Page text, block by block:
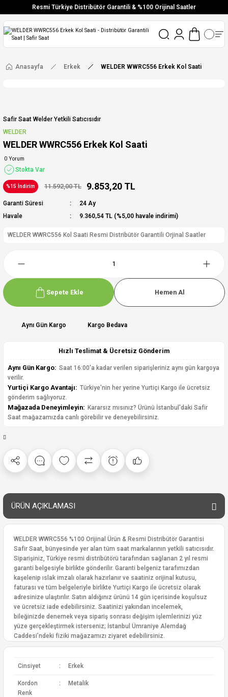
Resmi Türkiye Distribütör Garantili & %100 Orijinal Saatler
Vade Farksız 6 Taksit
Ücretsiz Kargo
Anasayfa Erkek WELDER WWRC556 Erkek Kol Saati
Safir Saat Welder Yetkili Satıcısıdır
WELDER
WELDER WWRC556 Erkek Kol Saati
0 Yorum
Stokta Var
%15 İndirim 11.592,00 TL 9.853,20 TL
Garanti Süresi
24 Ay
Havale
9.360,54 TL (%5,00 havale indirimi)
WELDER WWRC556 Kol Saati Resmi Distribütör Garantili Orjinal Saatler
Sepete Ekle Hemen Al
Aynı Gün Kargo Kargo Bedava
Hızlı Teslimat & Ücretsiz Gönderim
Aynı Gün Kargo: Saat 16:00'a kadar verilen siparişleriniz aynı gün kargoya
verilir.
Yurtiçi Kargo Avantajı: Türkiye'nin her yerine Yurtiçi Kargo ile ücretsiz
gönderim sağlıyoruz.
Mağazada Deneyimleyin: Kararsız mısınız? Ürünü İstanbul'daki Safir
Saat mağazamızda canlı görebilir ve deneyebilirsiniz.
ÜRÜN AÇIKLAMASI
WELDER WWRC556 %100 Orijinal Ürün & Resmi Distribütör Garantisi
Safir Saat, bünyesinde yer alan tüm saat markalarının yetkili satıcısıdır.
Siparişiniz, Türkiye resmi distribütörü tarafından sağlanan 2 yıl resmi
garanti belgesiyle birlikte gönderilir. Garanti belgeniz tarafımızdan
kaşelenip ıslak imzalı olarak hazırlanır ve saatiniz orijinal kutusu,
faturası ve tüm belgeleriyle birlikte Yurtiçi Kargo ile ücretsiz olarak
adresinize ulaştırılır. Satın aldığınız ürünü 14 gün içerisinde koşulsuz
ve ücretsiz iade edebilirsiniz. Saatinizi yakından incelemek,
bileğinizde denemek veya sipariş sonrası değişim işlemlerinizi yüz
yüze gerçekleştirmek isterseniz; İstanbul Ümraniye Alemdağ
Caddesi’ndeki fiziki mağazamızı ziyaret edebilirsiniz.
Cinsiyet : Erkek
Kordon
Renk
: Metalik